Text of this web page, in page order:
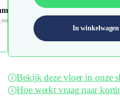
In winkelwagen
Bekijk deze vloer in onze
Hoe werkt vraag naar